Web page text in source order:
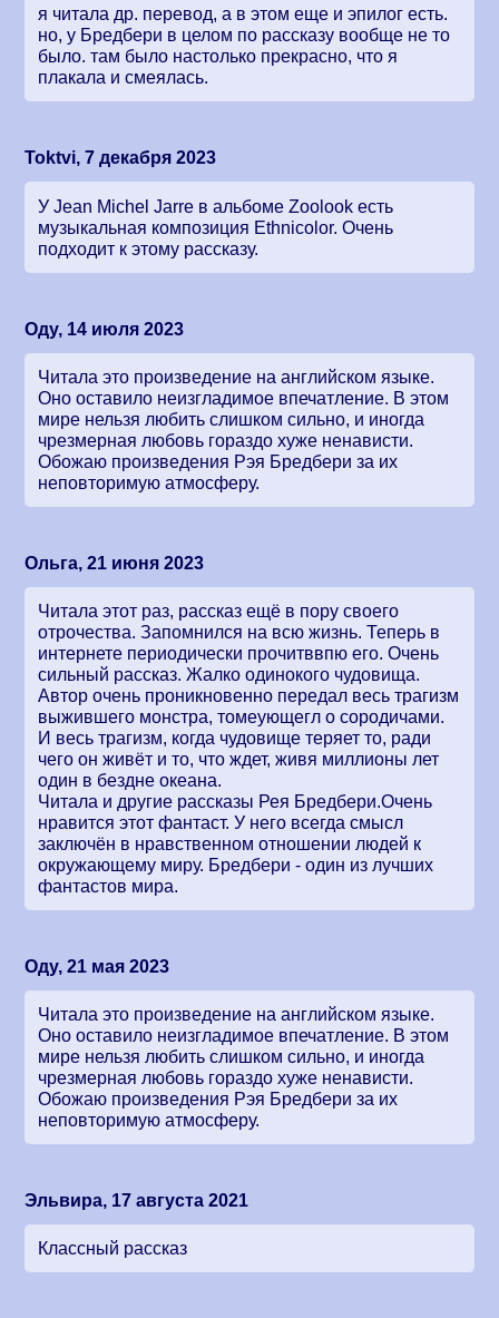
я читала др. перевод, а в этом еще и эпилог есть.
но, у Бредбери в целом по рассказу вообще не то
было. там было настолько прекрасно, что я
плакала и смеялась.
Toktvi, 7 декабря 2023
У Jean Michel Jarre в альбоме Zoolook есть
музыкальная композиция Ethnicolor. Очень
подходит к этому рассказу.
Оду, 14 июля 2023
Читала это произведение на английском языке.
Оно оставило неизгладимое впечатление. В этом
мире нельзя любить слишком сильно, и иногда
чрезмерная любовь гораздо хуже ненависти.
Обожаю произведения Рэя Бредбери за их
неповторимую атмосферу.
Ольга, 21 июня 2023
Читала этот раз, рассказ ещё в пору своего
отрочества. Запомнился на всю жизнь. Теперь в
интернете периодически прочитввпю его. Очень
сильный рассказ. Жалко одинокого чудовища.
Автор очень проникновенно передал весь трагизм
выжившего монстра, томеующегл о сородичами.
И весь трагизм, когда чудовище теряет то, ради
чего он живёт и то, что ждет, живя миллионы лет
один в бездне океана.
Читала и другие рассказы Рея Бредбери.Очень
нравится этот фантаст. У него всегда смысл
заключён в нравственном отношении людей к
окружающему миру. Бредбери - один из лучших
фантастов мира.
Оду, 21 мая 2023
Читала это произведение на английском языке.
Оно оставило неизгладимое впечатление. В этом
мире нельзя любить слишком сильно, и иногда
чрезмерная любовь гораздо хуже ненависти.
Обожаю произведения Рэя Бредбери за их
неповторимую атмосферу.
Эльвира, 17 августа 2021
Классный рассказ